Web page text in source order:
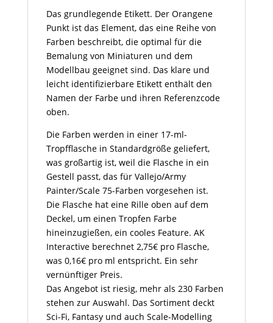
Das grundlegende Etikett. Der Orangene
Punkt ist das Element, das eine Reihe von
Farben beschreibt, die optimal für die
Bemalung von Miniaturen und dem
Modellbau geeignet sind. Das klare und
leicht identifizierbare Etikett enthält den
Namen der Farbe und ihren Referenzcode
oben.
Die Farben werden in einer 17-ml-
Tropfflasche in Standardgröße geliefert,
was großartig ist, weil die Flasche in ein
Gestell passt, das für Vallejo/Army
Painter/Scale 75-Farben vorgesehen ist.
Die Flasche hat eine Rille oben auf dem
Deckel, um einen Tropfen Farbe
hineinzugießen, ein cooles Feature. AK
Interactive berechnet 2,75€ pro Flasche,
was 0,16€ pro ml entspricht. Ein sehr
vernünftiger Preis.
Das Angebot ist riesig, mehr als 230 Farben
stehen zur Auswahl. Das Sortiment deckt
Sci-Fi, Fantasy und auch Scale-Modelling